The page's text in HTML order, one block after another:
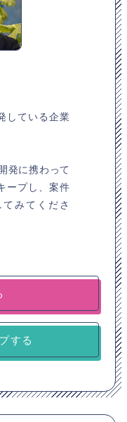
している企業
発に携わって
ープし、案件
みてくださ
する